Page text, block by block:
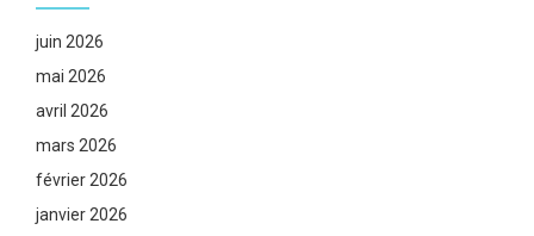
juin 2026
mai 2026
avril 2026
mars 2026
février 2026
janvier 2026